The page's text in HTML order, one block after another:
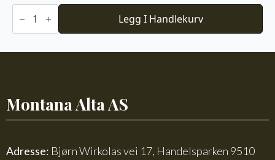
Du
Store
Faerytale
Legg I Handlekurv
Montana Alta AS
Adresse: Bjørn Wirkolas vei 17, Handelsparken 9510